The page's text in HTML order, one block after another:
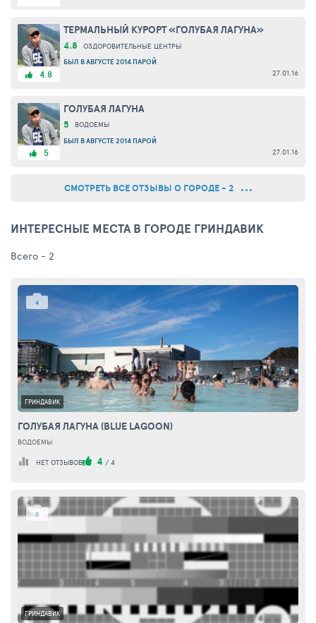
27.01.16
ТЕРМАЛЬНЫЙ КУРОРТ «ГОЛУБАЯ ЛАГУНА»
4.8 ОЗДОРОВИТЕЛЬНЫЕ ЦЕНТРЫ
БЫЛ В АВГУСТЕ 2014 ПАРОЙ
4.8
27.01.16
ГОЛУБАЯ ЛАГУНА
5 ВОДОЕМЫ
БЫЛ В АВГУСТЕ 2014 ПАРОЙ
5
СМОТРЕТЬ ВСЕ ОТЗЫВЫ О ГОРОДЕ - 2
ИНТЕРЕСНЫЕ МЕСТА В ГОРОДЕ ГРИНДАВИК
Всего - 2
4
ГРИНДАВИК
ГОЛУБАЯ ЛАГУНА (BLUE LAGOON)
ВОДОЕМЫ
НЕТ ОТЗЫВОВ 4 / 4
0
ГРИНДАВИК